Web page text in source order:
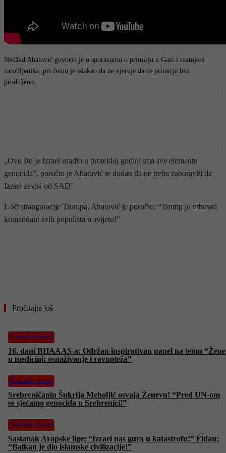
Nedžad Ahatović govorio je o sporazumu o primirju u Gazi i razmjeni
zarobljenika, pri čemu je istakao da ne vjeruje da će primirje biti
produženo.
„Ovo što je Izrael uradio u protekloj godini ima sve elemente
genocida”, poručio je Ahatović te dodao da ne treba zaboraviti da
Izrael zavisi od SAD!
Uoči inauguracije Trumpa, Ahatović je poručio: “Trump je vrhovni
komandant svih populista u svijetu!”
Pročitajte još
Bosanski vjestnik
16. dani BHAAAS-a: Održan inspirativan panel na temu “Žene
u medicini: osnaživanje i ravnoteža”
Bosanski vjestnik
Srebreničanin Šukrija Meholjić osvaja Ženevu! “Pred UN-om
se sjećamo genocida u Srebrenici!”
Bosanski vjestnik
Sastanak Arapske lige: “Izrael nas gura u katastrofu!” Fidan:
“Balkan je dio islamske civilizacije!”